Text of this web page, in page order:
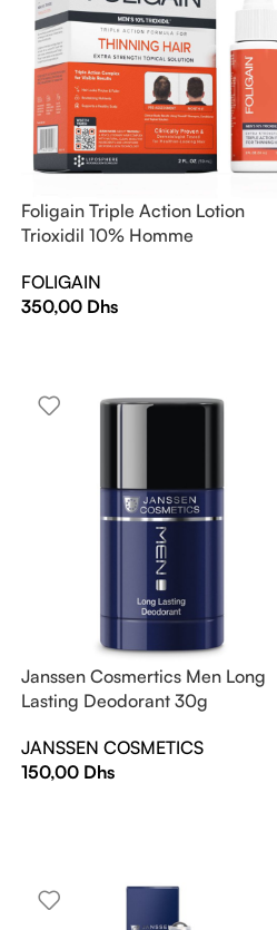
Foligain Triple Action Lotion
Trioxidil 10% Homme
FOLIGAIN
350,00 Dhs
Janssen Cosmertics Men Long
Lasting Deodorant 30g
JANSSEN COSMETICS
150,00 Dhs